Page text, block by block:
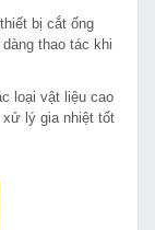
bị cắt ống
thao tác khi
loại vật liệu cao
lý gia nhiệt tốt